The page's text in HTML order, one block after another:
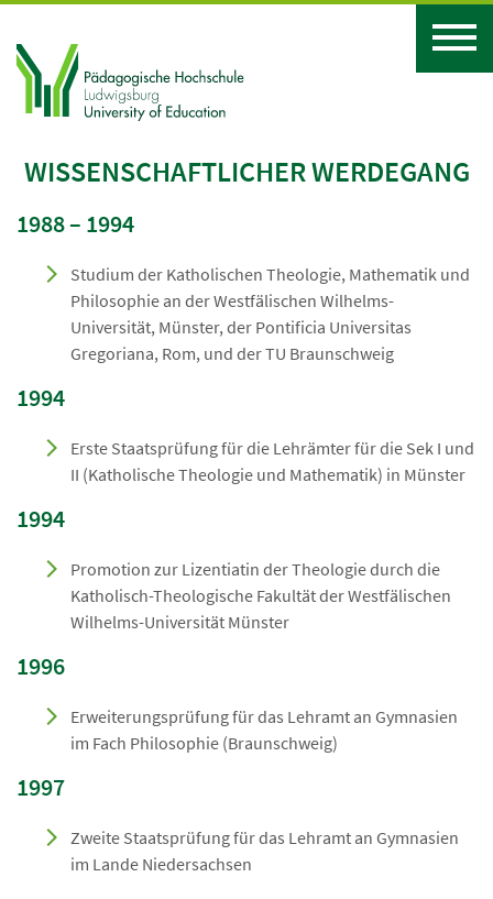
WISSENSCHAFTLICHER WERDEGANG
1988 – 1994
Studium der Katholischen Theologie, Mathematik und
Philosophie an der Westfälischen Wilhelms-
Universität, Münster, der Pontificia Universitas
Gregoriana, Rom, und der TU Braunschweig
1994
Erste Staatsprüfung für die Lehrämter für die Sek I und
II (Katholische Theologie und Mathematik) in Münster
1994
Promotion zur Lizentiatin der Theologie durch die
Katholisch-Theologische Fakultät der Westfälischen
Wilhelms-Universität Münster
1996
Erweiterungsprüfung für das Lehramt an Gymnasien
im Fach Philosophie (Braunschweig)
1997
Zweite Staatsprüfung für das Lehramt an Gymnasien
im Lande Niedersachsen